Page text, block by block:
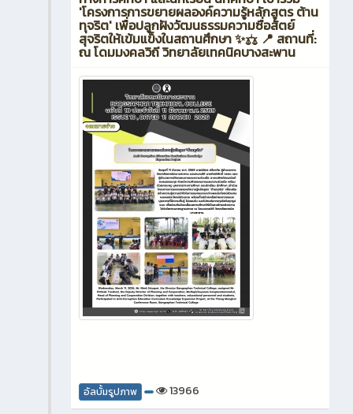
'โครงการการขยายผลองค์ความรู้หลักสูตร ต้าน
ทุจริต' เพื่อปลูกฝังวัฒนธรรมความซื่อสัตย์
สุจริตให้เข้มแข็งในสถานศึกษา ✨⚖️ 📍 สถานที่:
ณ โดมมงคลวิถี วิทยาลัยเทคนิคบางสะพาน
อัลบั้มรูปภาพ 13966